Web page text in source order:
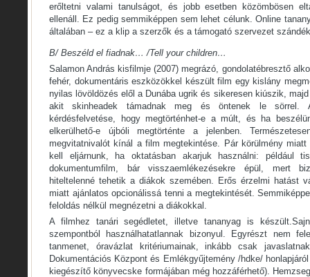
erőltetni valami tanulságot, és jobb esetben közömbösen
ellenáll. Ez pedig semmiképpen sem lehet célunk. Online
általában – ez a klip a szerzők és a támogató szervezet
B/ Beszéld el fiadnak… /Tell your children…
Salamon András kisfilmje (2007) megrázó, gondolatébresztő
fehér, dokumentáris eszközökkel készült film egy kislány
nyilas lövöldözés elől a Dunába ugrik és sikeresen kiúszik,
akit skinheadek támadnak meg és öntenek le sörrel.
kérdésfelvetése, hogy megtörténhet-e a múlt, és ha
elkerülhető-e újbóli megtörténte a jelenben.
megvitatnivalót kínál a film megtekintése. Pár körülmény miatt
kell eljárnunk, ha oktatásban akarjuk használni: például
dokumentumfilm, bár visszaemlékezésekre épül, mert
hiteltelenné tehetik a diákok szemében. Erős érzelmi hatást
miatt ajánlatos opcionálissá tenni a megtekintését.
feloldás nélkül megnézetni a diákokkal.
A filmhez tanári segédletet, illetve tananyag is
szempontból használhatatlannak bizonyul. Egyrészt nem
tanmenet, óravázlat kritériumainak, inkább csak
Dokumentációs Központ és Emlékgyűjtemény /hdke/
kiegészítő könyvecske formájában még hozzáférhető).